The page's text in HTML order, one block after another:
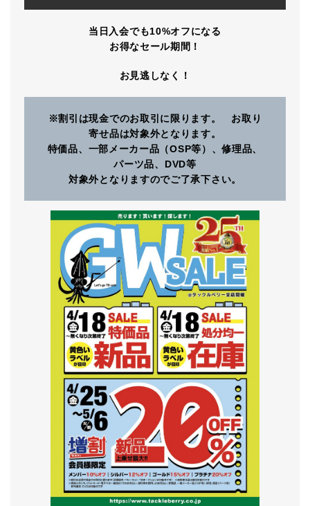
当日入会でも10%オフになる
お得なセール期間！
お見逃しなく！
※割引は現金でのお取引に限ります。 お取り
寄せ品は対象外となります。
特価品、一部メーカー品（OSP等）、修理品、
パーツ品、DVD等
対象外となりますのでご了承下さい。